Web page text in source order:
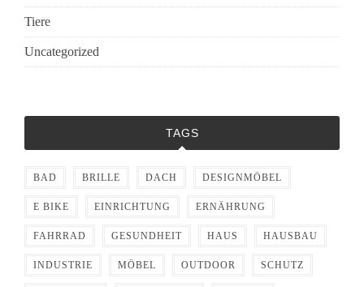
Tiere
Uncategorized
TAGS
BAD BRILLE DACH DESIGNMÖBEL
E BIKE EINRICHTUNG ERNÄHRUNG
FAHRRAD GESUNDHEIT HAUS HAUSBAU
INDUSTRIE MÖBEL OUTDOOR SCHUTZ